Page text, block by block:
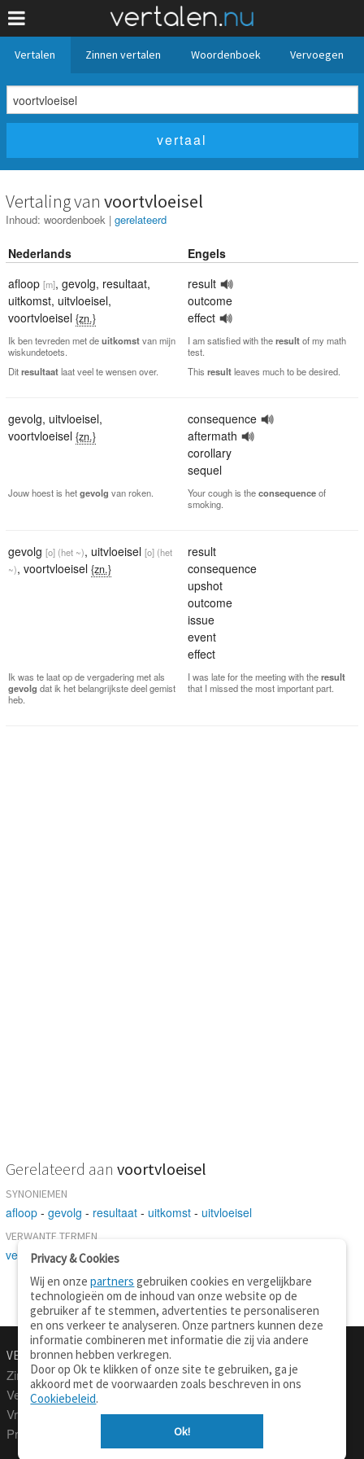
Vertalen Zinnen vertalen Woordenboek Vervoegen
Vertaling van voortvloeisel
Inhoud: woordenboek | gerelateerd
Nederlands
Engels
afloop [m], gevolg, resultaat,
uitkomst, uitvloeisel,
voortvloeisel {zn.}
result
outcome
effect
Ik ben tevreden met deuitkomstvan mijn
wiskundetoets.
I am satisfied with theresultof my math
test.
Ditresultaatlaat veel te wensen over. This resultleaves much to be desired.
gevolg, uitvloeisel,
voortvloeisel {zn.}
consequence
aftermath
corollary
sequel
Jouw hoest is hetgevolg van roken. Your cough is theconsequenceof
smoking.
gevolg [o] (het ~), uitvloeisel [o] (het
~), voortvloeisel {zn.}
result
consequence
upshot
outcome
issue
event
effect
Ik was te laat op de vergadering met als
gevolg dat ik het belangrijkste deel gemist
heb.
I was late for the meeting with theresult
that I missed the most important part.
Gerelateerd aan voortvloeisel
SYNONIEMEN
afloop - gevolg - resultaat - uitkomst - uitvloeisel
VERWANTE TERMEN
verandering
VERTALEN.NU
Zinnen vertalen
Verklarend woordenboek
Vraagbaak
Professionele vertaling
Over deze site
Privacy
Privacy & Cookies
Wij en onzepartners gebruiken cookies en vergelijkbare
technologieën om de inhoud van onze website op de
gebruiker af te stemmen, advertenties te personaliseren
en ons verkeer te analyseren. Onze partners kunnen deze
informatie combineren met informatie die zij via andere
bronnen hebben verkregen.
Door op Ok te klikken of onze site te gebruiken, ga je
akkoord met de voorwaarden zoals beschreven in ons
Cookiebeleid.
Ok!